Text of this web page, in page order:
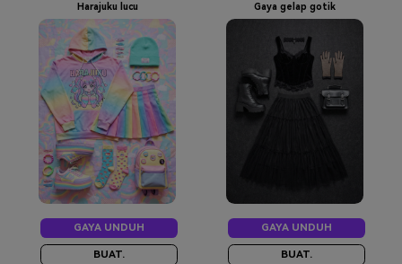
Harajuku lucu
GAYA UNDUH
BUAT.
Gaya gelap gotik
GAYA UNDUH
BUAT.